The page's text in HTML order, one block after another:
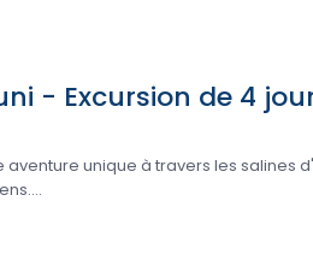
- Excursion de 4
aventure unique à travers les salines